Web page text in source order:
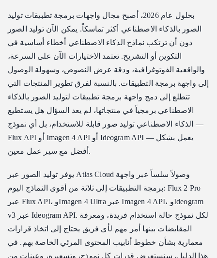
نقاط القوة الرئيسية
أفضل حالات الاستخدام
القيود
نموذج Imagen 4 Ultra من Google DeepMind
نقاط القوة الرئيسية
أفضل حالات الاستخدام
نموذج Ideogram v3 من Ideogram
نقاط القوة الرئيسية
أفضل حالات الاستخدام
مقارنة الأسعار
التكلفة على نطاق واسع
الإعداد
Flux 2 Pro: توليد سريع ومتعدد الاستخدامات
Imagen 4 Ultra: أقصى جودة
بحلول عام 2026، أصبح مجال واجهات برمجة تطبيقات توليد
الصور بالذكاء الاصطناعي أكثر تماسكاً. يمكن الآن توليد الصور
دون أن ترتكب نماذج الذكاء الاصطناعي أخطاء أساسية في
التكوين أو التشريح. تعتمد الاختيارات الآن على السرعة،
والواقعية الفوتوغرافية، ودقة عرض النصوص، وسهولة الوصول
إلى واجهة برمجة التطبيقات. بالنسبة لفرق تطوير المنتجات التي
تتطلع إلى دمج واجهة برمجة تطبيقات لتوليد الصور بالذكاء
الاصطناعي برمجياً في منتجاتها، لم يعد السؤال هل يستطيع
الذكاء الاصطناعي توليد صور قابلة للاستخدام، بل أي نموذج —
Flux API أو Imagen 4 API أو Ideogram API — يعمل بشكل
أفضل مع سير عمل معين.
يوفر توليد الصور عبر Atlas Cloud وصولاً سلساً عبر واجهة
برمجة التطبيقات إلى ثلاثة من أقوى النماذج اليوم: Flux 2 Pro
عبر Flux API، وImagen 4 Ultra عبر Imagen 4 API، وIdeogram
v3 عبر Ideogram API. لكل نموذج حالة استخدام فريدة، ومعرفة
المقايضات بينها أمر مهم لأي فريق يحتاج إلى اتخاذ قرارات
معمارية بشأن خطوط أنابيب المحتوى المرئي الخاصة بهم. في
هذا الدليل، سنستعرض قدرات كل نموذج، وتسعيره، وعينات من